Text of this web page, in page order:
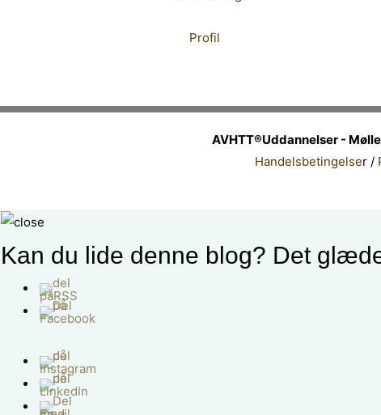
Profil
AVHTT®Uddannelser -
Handelsbetingelser /
Kan du lide denne blog? Det